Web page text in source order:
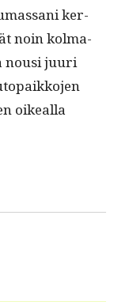
ker­
noin kol­ma­
nousi juuri
oikeal­la